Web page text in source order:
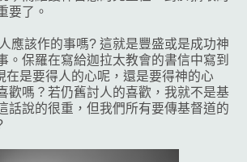
要了。
應該作的事嗎? 這就是豐盛或是成功神
。保羅在寫給迦拉太教會的書信中寫到
在是要得人的心呢，還是要得神的心
歡嗎？若仍舊討人的喜歡，我就不是基
話說的很重，但我們所有要傳基督道的